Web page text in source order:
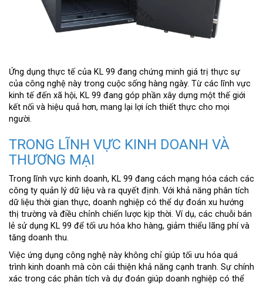
Ứng dụng thực tế của KL 99 đang chứng minh giá trị thực sự
của công nghệ này trong cuộc sống hàng ngày. Từ các lĩnh vực
kinh tế đến xã hội, KL 99 đang góp phần xây dựng một thế giới
kết nối và hiệu quả hơn, mang lại lợi ích thiết thực cho mọi
người.
TRONG LĨNH VỰC KINH DOANH VÀ
THƯƠNG MẠI
Trong lĩnh vực kinh doanh, KL 99 đang cách mạng hóa cách các
công ty quản lý dữ liệu và ra quyết định. Với khả năng phân tích
dữ liệu thời gian thực, doanh nghiệp có thể dự đoán xu hướng
thị trường và điều chỉnh chiến lược kịp thời. Ví dụ, các chuỗi bán
lẻ sử dụng KL 99 để tối ưu hóa kho hàng, giảm thiểu lãng phí và
tăng doanh thu.
Việc ứng dụng công nghệ này không chỉ giúp tối ưu hóa quá
trình kinh doanh mà còn cải thiện khả năng cạnh tranh. Sự chính
xác trong các phân tích và dự đoán giúp doanh nghiệp có thể